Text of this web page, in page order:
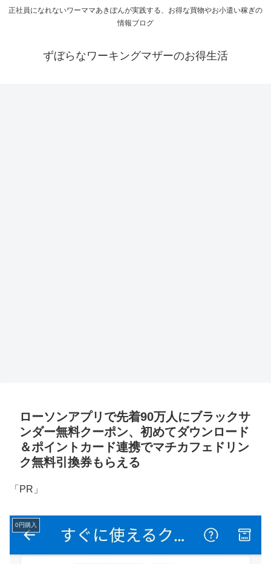
正社員になれないワーママあきぽんが実践する、お得な買物やお小遣い稼ぎの
情報ブログ
ずぼらなワーキングマザーのお得生活
ローソンアプリで先着90万人にブラックサ
ンダー無料クーポン、初めてダウンロード
＆ポイントカード連携でマチカフェドリン
ク無料引換券もらえる
「PR」
0円購入